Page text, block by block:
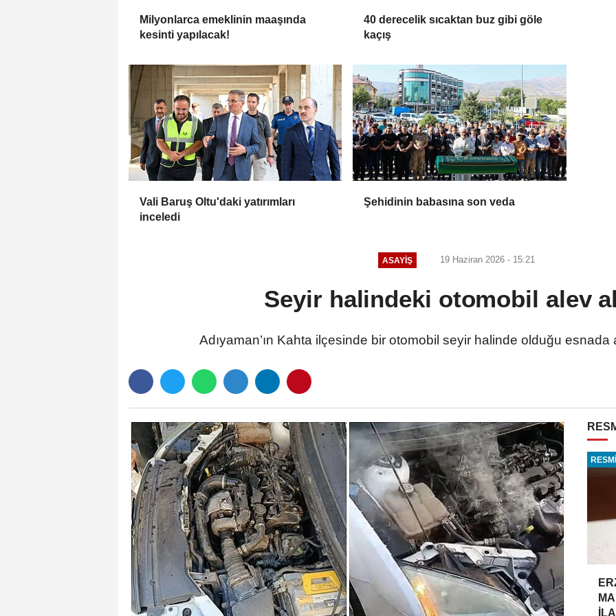
Milyonlarca emeklinin maaşında
kesinti yapılacak!
40 derecelik sıcaktan buz gibi göle
kaçış
Vali Baruş Oltu'daki yatırımları
inceledi
Şehidinin babasına son veda
ASAYİŞ 19 Haziran 2026 - 15:21
Seyir halindeki otomobil alev
Adıyaman’ın Kahta ilçesinde bir otomobil seyir halinde olduğu